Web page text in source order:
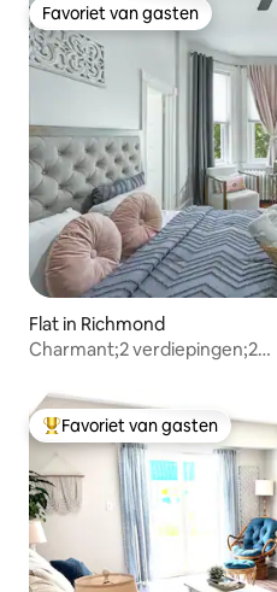
Favoriet van gasten
Favoriet van gasten
Flat in Richmond
Charmant;2 verdiepingen;2
Topfavoriet van gasten
Favoriet van gasten